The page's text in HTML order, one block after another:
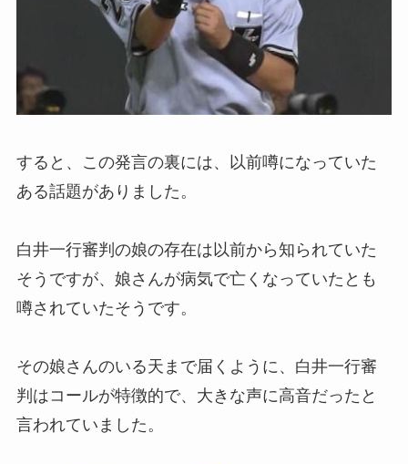
すると、この発言の裏には、以前噂になっていた
ある話題がありました。
白井一行審判の娘の存在は以前から知られていた
そうですが、娘さんが病気で亡くなっていたとも
噂されていたそうです。
その娘さんのいる天まで届くように、白井一行審
判はコールが特徴的で、大きな声に高音だったと
言われていました。